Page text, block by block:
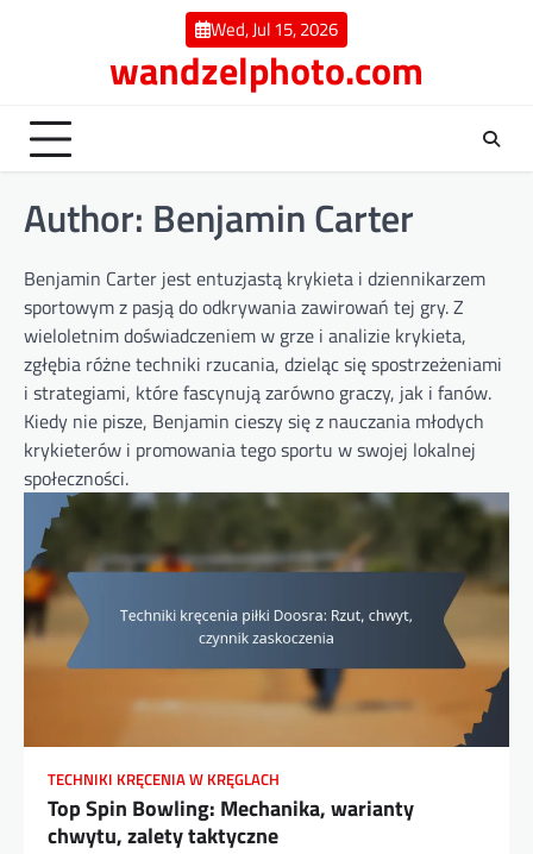
Wed, Jul 15, 2026
wandzelphoto.com
Author: Benjamin Carter
Benjamin Carter jest entuzjastą krykieta i dziennikarzem
sportowym z pasją do odkrywania zawirowań tej gry. Z
wieloletnim doświadczeniem w grze i analizie krykieta,
zgłębia różne techniki rzucania, dzieląc się spostrzeżeniami
i strategiami, które fascynują zarówno graczy, jak i fanów.
Kiedy nie pisze, Benjamin cieszy się z nauczania młodych
krykieterów i promowania tego sportu w swojej lokalnej
społeczności.
TECHNIKI KRĘCENIA W KRĘGLACH
Top Spin Bowling: Mechanika, warianty
chwytu, zalety taktyczne